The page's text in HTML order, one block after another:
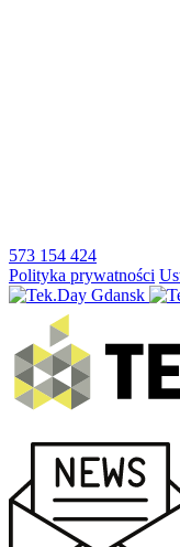
573 154 424
Polityka prywatności